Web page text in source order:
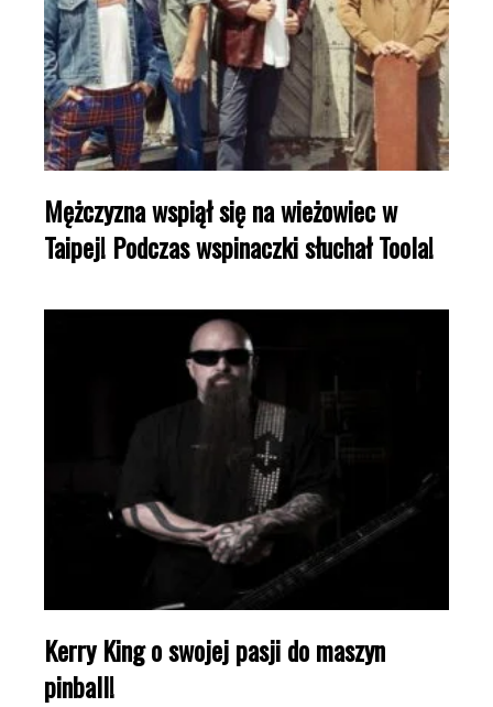
Mężczyzna wspiął się na wieżowiec w
Taipej! Podczas wspinaczki słuchał Toola!
Kerry King o swojej pasji do maszyn
pinball!